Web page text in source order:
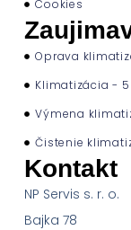
Cookies
Oprava
Klimatizácia -
Výmena
Čistenie
Kontakt
NP Servis s. r. o.
Bajka 78